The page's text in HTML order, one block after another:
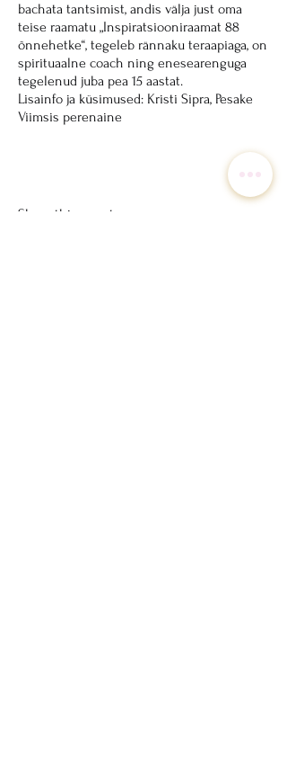
bachata tantsimist, andis välja just oma
teise raamatu „Inspiratsiooniraamat 88
õnnehetke“, tegeleb rännaku teraapiaga, on
spirituaalne coach ning enesearenguga
tegelenud juba pea 15 aastat.
Lisainfo ja küsimused: Kristi Sipra, Pesake
Viimsis perenaine
Share this event